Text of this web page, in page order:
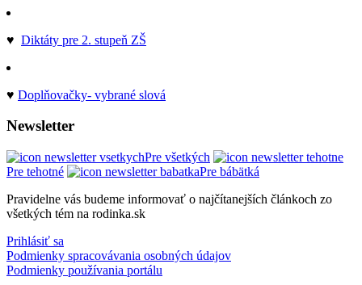
♥ Diktáty pre 2. stupeň ZŠ
♥ Doplňovačky- vybrané slová
Newsletter
Pre všetkých
Pre tehotné
Pre bábätká
Pravidelne vás budeme informovať o najčítanejších článkoch zo
všetkých tém na rodinka.sk
Prihlásiť sa
Podmienky spracovávania osobných údajov
Podmienky používania portálu